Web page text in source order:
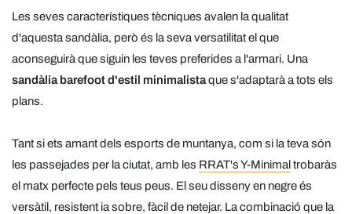
Les seves característiques tècniques avalen la qualitat
d'aquesta sandàlia, però és la seva versatilitat el que
aconseguirà que siguin les teves preferides a l'armari. Una
sandàlia barefoot d'estil minimalistaque s'adaptarà a tots els
plans.
Tant si ets amant dels esports de muntanya, com si la teva són
les passejades per la ciutat, amb les RRAT's Y-Minimaltrobaràs
el matx perfecte pels teus peus. El seu disseny en negre és
versàtil, resistent ia sobre, fàcil de netejar. La combinació que la